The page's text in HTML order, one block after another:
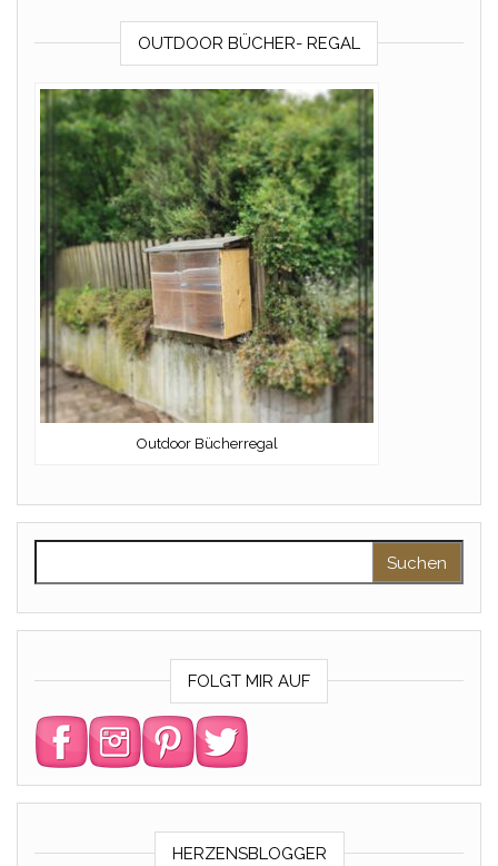
OUTDOOR BÜCHER- REGAL
Outdoor Bücherregal
FOLGT MIR AUF
HERZENSBLOGGER